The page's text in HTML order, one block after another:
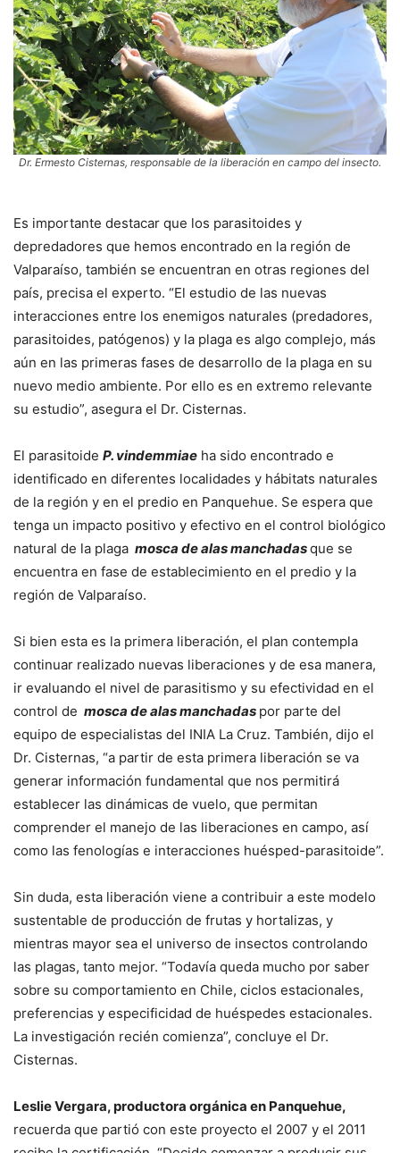
Dr. Ermesto Cisternas, responsable de la liberación en campo del insecto.
Es importante destacar que los parasitoides y
depredadores que hemos encontrado en la región de
Valparaíso, también se encuentran en otras regiones del
país, precisa el experto. “El estudio de las nuevas
interacciones entre los enemigos naturales (predadores,
parasitoides, patógenos) y la plaga es algo complejo, más
aún en las primeras fases de desarrollo de la plaga en su
nuevo medio ambiente. Por ello es en extremo relevante
su estudio”, asegura el Dr. Cisternas.
El parasitoide P. vindemmiae ha sido encontrado e
identificado en diferentes localidades y hábitats naturales
de la región y en el predio en Panquehue. Se espera que
tenga un impacto positivo y efectivo en el control biológico
natural de la plaga mosca de alas manchadasque se
encuentra en fase de establecimiento en el predio y la
región de Valparaíso.
Si bien esta es la primera liberación, el plan contempla
continuar realizado nuevas liberaciones y de esa manera,
ir evaluando el nivel de parasitismo y su efectividad en el
control de mosca de alas manchadas por parte del
equipo de especialistas del INIA La Cruz. También, dijo el
Dr. Cisternas, “a partir de esta primera liberación se va
generar información fundamental que nos permitirá
establecer las dinámicas de vuelo, que permitan
comprender el manejo de las liberaciones en campo, así
como las fenologías e interacciones huésped-parasitoide”.
Sin duda, esta liberación viene a contribuir a este modelo
sustentable de producción de frutas y hortalizas, y
mientras mayor sea el universo de insectos controlando
las plagas, tanto mejor. “Todavía queda mucho por saber
sobre su comportamiento en Chile, ciclos estacionales,
preferencias y especificidad de huéspedes estacionales.
La investigación recién comienza”, concluye el Dr.
Cisternas.
Leslie Vergara, productora orgánica en Panquehue,
recuerda que partió con este proyecto el 2007 y el 2011